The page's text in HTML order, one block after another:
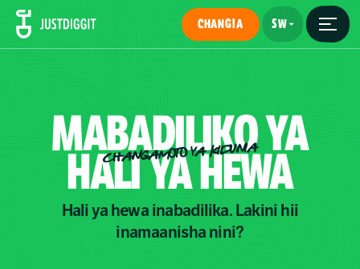
CHANGIA
MABADILIKOYA
HALIYAHEWA
CHANGAMOTO YA KIDUNIA
Hali ya hewa inabadilika. Lakini hii
inamaanisha nini?